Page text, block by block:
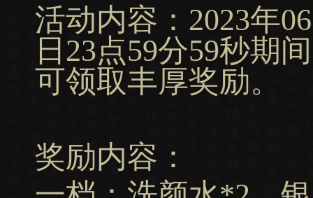
活动内容：2023年
日23点59分59秒期
可领取丰厚奖励。
奖励内容：